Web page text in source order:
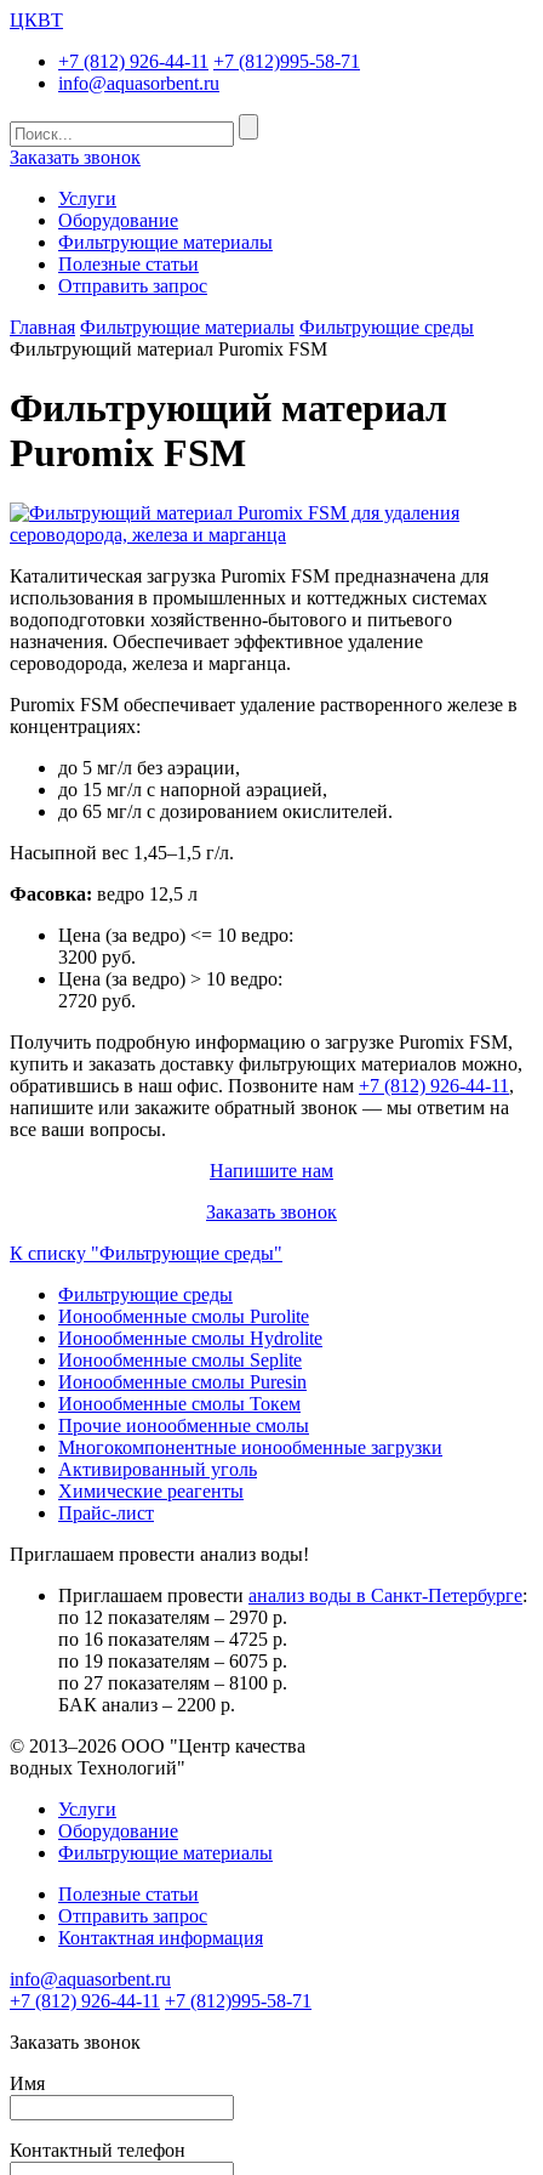
ЦКВТ
+7 (812) 926-44-11 +7 (812)995-58-71
info@aquasorbent.ru
Заказать звонок
Услуги
Оборудование
Фильтрующие материалы
Полезные статьи
Отправить запрос
Главная Фильтрующие материалы Фильтрующие среды
Фильтрующий материал Puromix FSM
Фильтрующий материал
Puromix FSM
Каталитическая загрузка Puromix FSM предназначена для
использования в промышленных и коттеджных системах
водоподготовки хозяйственно-бытового и питьевого
назначения. Обеспечивает эффективное удаление
сероводорода, железа и марганца.
Puromix FSM обеспечивает удаление растворенного железе в
концентрациях:
до 5 мг/л без аэрации,
до 15 мг/л с напорной аэрацией,
до 65 мг/л с дозированием окислителей.
Насыпной вес 1,45–1,5 г/л.
Фасовка: ведро 12,5 л
Цена (за ведро) <= 10 ведро:
3200 руб.
Цена (за ведро) > 10 ведро:
2720 руб.
Получить подробную информацию о загрузке Puromix FSM,
купить и заказать доставку фильтрующих материалов можно,
обратившись в наш офис. Позвоните нам +7 (812) 926-44-11 ,
напишите или закажите обратный звонок — мы ответим на
все ваши вопросы.
Напишите нам
Заказать звонок
К списку "Фильтрующие среды"
Фильтрующие среды
Ионообменные смолы Purolite
Ионообменные смолы Hydrolite
Ионообменные смолы Seplite
Ионообменные смолы Puresin
Ионообменные смолы Токем
Прочие ионообменные смолы
Многокомпонентные ионообменные загрузки
Активированный уголь
Химические реагенты
Прайс-лист
Приглашаем провести анализ воды!
Приглашаем провести анализ воды в Санкт-Петербурге:
по 12 показателям – 2970 р.
по 16 показателям – 4725 р.
по 19 показателям – 6075 р.
по 27 показателям – 8100 р.
БАК анализ – 2200 р.
© 2013–2026 ООО "Центр качества
водных Технологий"
Услуги
Оборудование
Фильтрующие материалы
Полезные статьи
Отправить запрос
Контактная информация
info@aquasorbent.ru
+7 (812) 926-44-11 +7 (812)995-58-71
Заказать звонок
Имя
Контактный телефон